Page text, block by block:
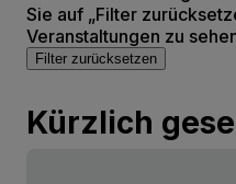
Sie auf „Filter
Veranstaltungen zu
Filter zurücksetzen
Kürzlich